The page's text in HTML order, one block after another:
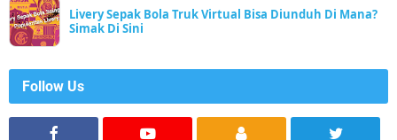
Livery Sepak Bola Truk Virtual Bisa Diunduh Di Mana?
Simak Di Sini
Follow Us